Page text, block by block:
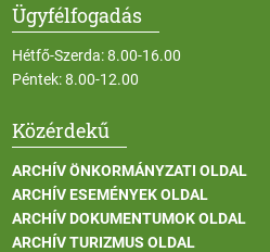
Ügyfélfogadás
Hétfő-Szerda: 8.00-16.00
Péntek: 8.00-12.00
Közérdekű
ARCHÍV ÖNKORMÁNYZATI OLDAL
ARCHÍV ESEMÉNYEK OLDAL
ARCHÍV DOKUMENTUMOK OLDAL
ARCHÍV TURIZMUS OLDAL